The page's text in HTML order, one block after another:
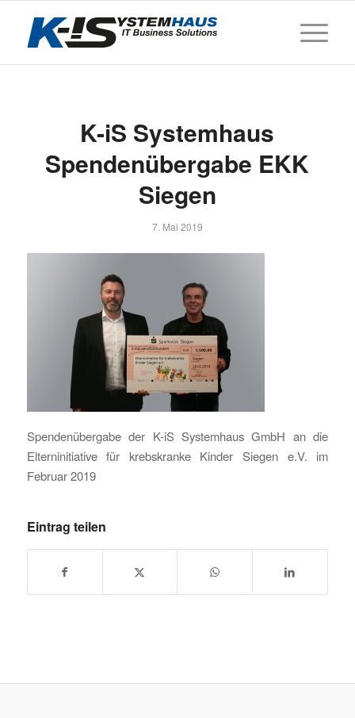
K-iS Systemhaus
Spendenübergabe EKK
Siegen
7. Mai 2019
Spendenübergabe der K-iS Systemhaus GmbH an die
Elterninitiative für krebskranke Kinder Siegen e.V. im
Februar 2019
Eintrag teilen